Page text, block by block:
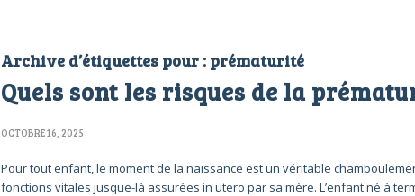
Archive d’étiquettes pour : prématurité
Quels sont les risques de la
OCTOBRE 16, 2025
Pour tout enfant, le moment de la naissance est un véritable
fonctions vitales jusque-là assurées in utero par sa mère. L’enfant né à